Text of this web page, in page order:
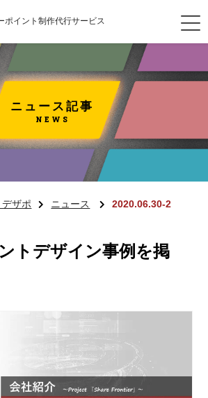
ポイント制作代行サービス
ニュース記事
NEWS
ザポ ニュース 2020.06.30-2
トデザイン事例を掲